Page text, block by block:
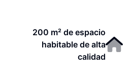
200 m² de espacio
habitable de alta
calidad